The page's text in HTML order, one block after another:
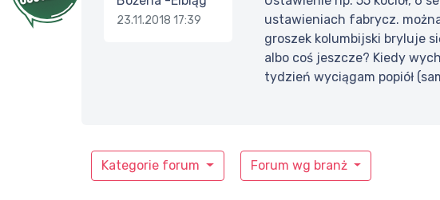
23.11.2018 17:39
ustawieniach fabrycz.
groszek kolumbijski bryluje
albo coś jeszcze? Kiedy
tydzień wyciągam popiół
Kategorie forum Forum wg branż